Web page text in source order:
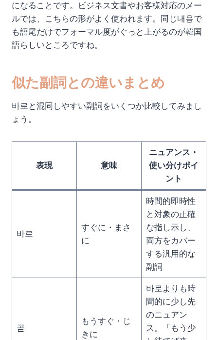
になることです。ビジネス文書やお客様対応のメー
ルでは、こちらの形がよく使われます。同じ내용で
も語尾だけでフォーマル度がぐっと上がるのが韓国
語らしいところですね。
似た副詞との違いまとめ
바로と混同しやすい副詞をいくつか比較してみまし
ょう。
表現 意味
ニュアンス・
使い分けポイ
ント
바로
すぐに・まさ
に
時間的即時性
と対象の正確
な指し示し、
両方をカバー
する汎用的な
副詞
곧
もうすぐ・じ
きに
바로よりも時
間的に少し先
のニュアン
ス。「もう少